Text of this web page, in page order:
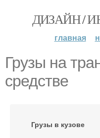
ДИЗАЙН /
главная
Грузы на
средстве
Грузы в кузове